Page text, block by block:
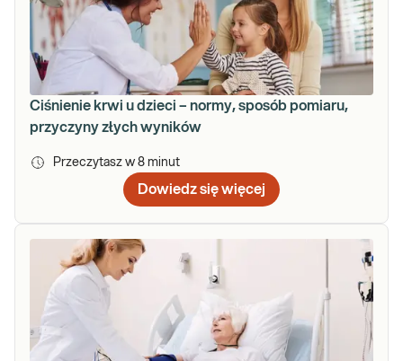
Ciśnienie krwi u dzieci – normy, sposób pomiaru,
przyczyny złych wyników
Przeczytasz w 8 minut
Dowiedz się więcej